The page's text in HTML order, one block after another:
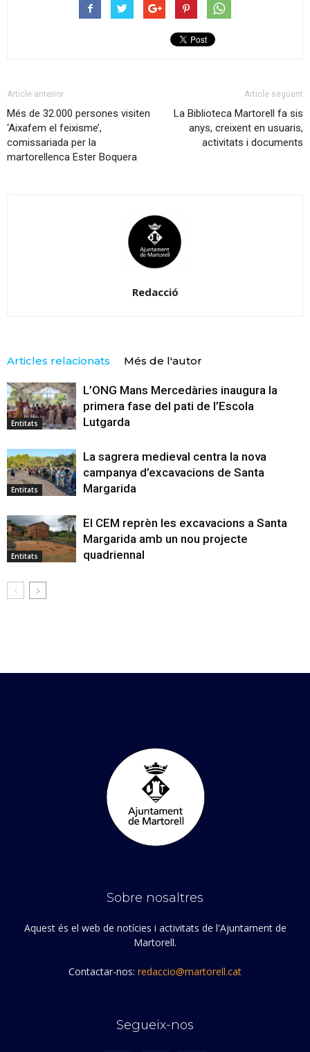
Article anterior
Més de 32.000 persones visiten
‘Aixafem el feixisme’,
comissariada per la
martorellenca Ester Boquera
Article següent
La Biblioteca Martorell fa sis
anys, creixent en usuaris,
activitats i documents
Redacció
Articles relacionats Més de l'autor
Entitats
L’ONG Mans Mercedàries inaugura la
primera fase del pati de l’Escola
Lutgarda
Entitats
La sagrera medieval centra la nova
campanya d’excavacions de Santa
Margarida
Entitats
El CEM reprèn les excavacions a Santa
Margarida amb un nou projecte
quadriennal
Sobre nosaltres
Aquest és el web de notícies i activitats de l'Ajuntament de
Martorell.
Contactar-nos: redaccio@martorell.cat
Segueix-nos